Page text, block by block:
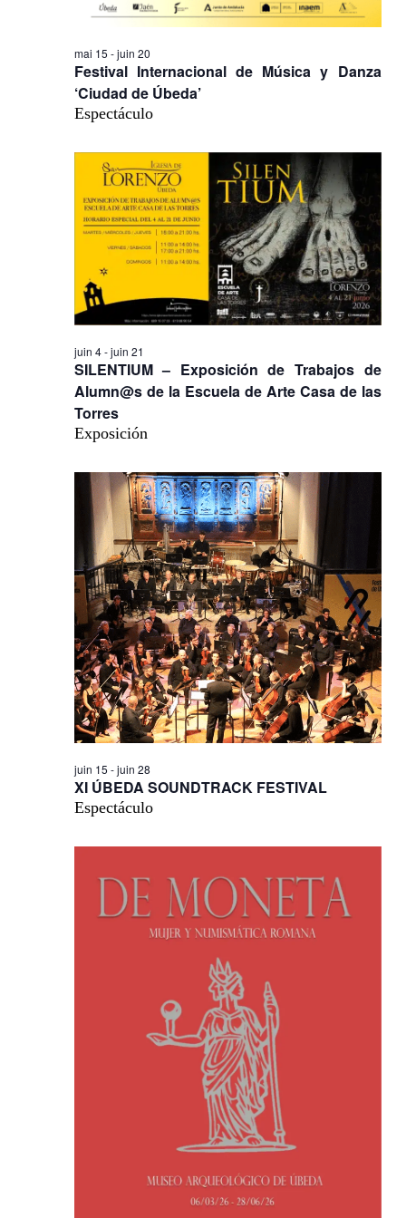
Festival Internacional de Música y Danza
‘Ciudad de Úbeda’
mai 15 -juin 20
Espectáculo
SILENTIUM – Exposición de Trabajos de
Alumn@s de la Escuela de Arte Casa de las
Torres
juin 4-juin 21
Exposición
XI ÚBEDA SOUNDTRACK FESTIVAL
juin 15 -juin 28
Espectáculo